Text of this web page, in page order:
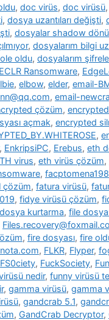
, doc virüs, doc virüsü,
, dosya uzantıları değişti,
, dosyalar shadow
, dosyalarım bilgi
oldu, dosyalarım
ECLR Ransomware,
, elbow, elder, email-
, email-
çözüm,
açmak, encrypted
,
, EnkripsiPC, Erebus, eth
virus, eth virüs çözüm,
,
çözüm, fatura virüsü,
, fidye virüsü çözüm,
dosya kurtarma, file
, fire dosyası, fire
, FLKR, Flyper,
FS0ciety, FuckSociety,
nedir, funny virüsü
, gamma virüsü, gamma
, gandcrab 5.1,
, GandCrab Decryptor,